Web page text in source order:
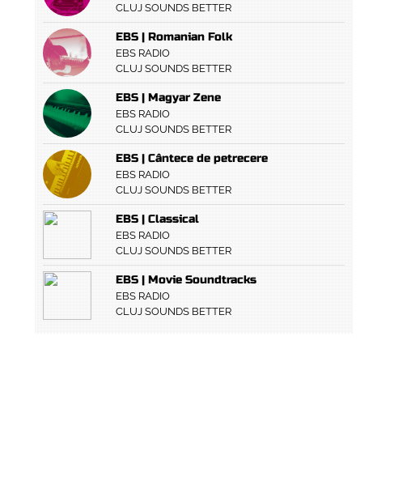
CLUJ SOUNDS BETTER
EBS | Romanian Folk
EBS RADIO
CLUJ SOUNDS BETTER
EBS | Magyar Zene
EBS RADIO
CLUJ SOUNDS BETTER
EBS | Cântece de petrecere
EBS RADIO
CLUJ SOUNDS BETTER
EBS | Classical
EBS RADIO
CLUJ SOUNDS BETTER
EBS | Movie Soundtracks
EBS RADIO
CLUJ SOUNDS BETTER